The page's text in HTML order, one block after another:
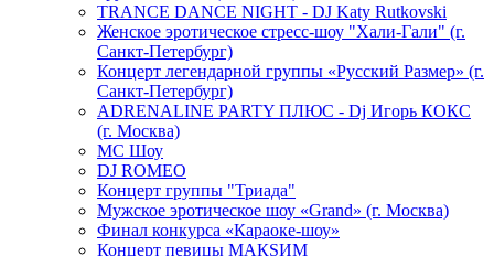
TRANCE DANCE NIGHT - DJ Katy Rutkovski
Женское эротическое стресс-шоу "Хали-Гали" (г.
Санкт-Петербург)
Концерт легендарной группы «Русский Размер» (г.
Санкт-Петербург)
ADRENALINE PARTY ПЛЮС - Dj Игорь КОКС
(г. Москва)
MC Шоу
DJ ROMEO
Концерт группы "Триада"
Мужское эротическое шоу «Grand» (г. Москва)
Финал конкурса «Караоке-шоу»
Концерт певицы МАКSИМ